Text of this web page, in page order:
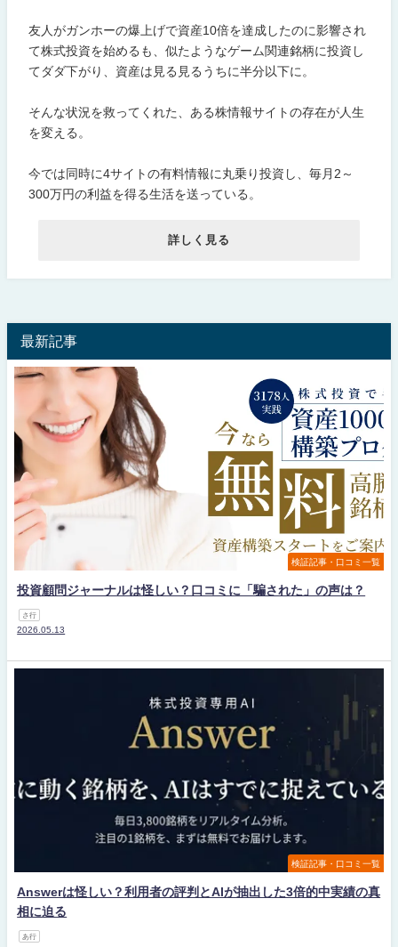
友人がガンホーの爆上げで資産10倍を達成したのに影響され
て株式投資を始めるも、似たようなゲーム関連銘柄に投資し
てダダ下がり、資産は見る見るうちに半分以下に。
そんな状況を救ってくれた、ある株情報サイトの存在が人生
を変える。
今では同時に4サイトの有料情報に丸乗り投資し、毎月2～
300万円の利益を得る生活を送っている。
詳しく見る
最新記事
検証記事・口コミ一覧
投資顧問ジャーナルは怪しい？口コミに「騙された」の声は？
さ行
2026.05.13
検証記事・口コミ一覧
Answerは怪しい？利用者の評判とAIが抽出した3倍的中実績の真
相に迫る
あ行